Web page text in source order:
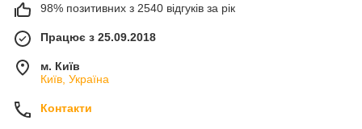
98% позитивних з 2540 відгуків за рік
Працює з 25.09.2018
м. Київ
Київ, Україна
Контакти